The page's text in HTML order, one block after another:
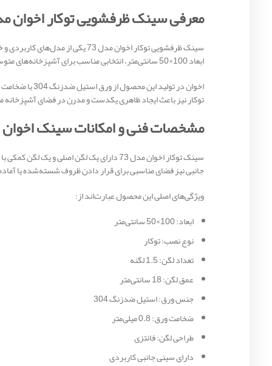
معرفی سینک ظرفشویی توکار اخوان
ابعاد 100×50 سانتی‌متر، انتخابی مناسب برای آشپزخانه‌های متوسط و بزرگ به شمار می‌آید.
توکار نیز باعث ایجاد ظاهری یکدست و مدرن در فضای
مشخصات فنی و امکانات سینک اخوان 73
جانبی نیز فضای مناسبی برای قرار دادن ظروف شسته‌شده یا
ویژگی‌های اصلی این محصول عبارت‌اند از:
ابعاد: 100×50 سانتی‌متر
نوع نصب: توکار
تعداد لگن: 1.5 لگنه
عمق لگن: 18 سانتی‌متر
جنس ورق: استیل ضدزنگ 304
ضخامت ورق: 0.8 میلی‌متر
طراحی لگن: فانتزی
دارای سینی جانبی کاربردی